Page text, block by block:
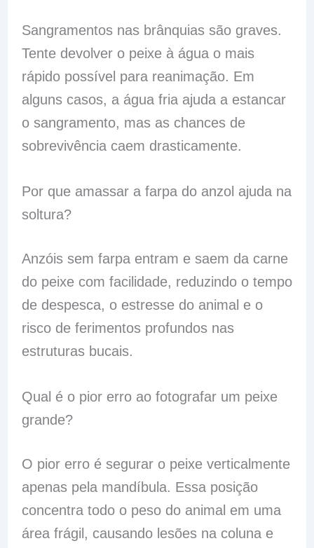
Sangramentos nas brânquias são graves.
Tente devolver o peixe à água o mais
rápido possível para reanimação. Em
alguns casos, a água fria ajuda a estancar
o sangramento, mas as chances de
sobrevivência caem drasticamente.
Por que amassar a farpa do anzol ajuda na
soltura?
Anzóis sem farpa entram e saem da carne
do peixe com facilidade, reduzindo o tempo
de despesca, o estresse do animal e o
risco de ferimentos profundos nas
estruturas bucais.
Qual é o pior erro ao fotografar um peixe
grande?
O pior erro é segurar o peixe verticalmente
apenas pela mandíbula. Essa posição
concentra todo o peso do animal em uma
área frágil, causando lesões na coluna e